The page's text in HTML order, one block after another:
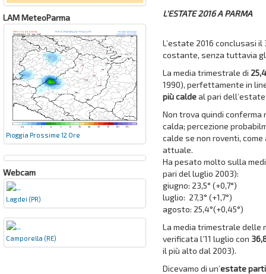
LAM MeteoParma
Pioggia Prossime 12 Ore
Webcam
Lagdei (PR)
Camporella (RE)
L'ESTATE 2016 A PARMA
L’estate 2016 conclusasi
costante, senza tuttavia
La media trimestrale di
1990), perfettamente in
più caldeal pari dell’estate
Non trova quindi
calda; percezione
calde se non roventi,
attuale.
Ha pesato molto sulla
pari del luglio 2003):
giugno: 23,5° (+0,7°)
luglio: 27,3° (+1,7°)
agosto: 25,4°(+0,45°)
La media trimestrale delle
verificata l’11 luglio con
il più alto dal 2003).
Dicevamo di un’estate